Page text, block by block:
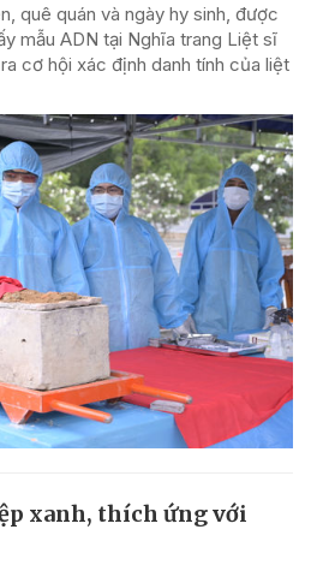
quê quán và ngày hy sinh, được
mẫu ADN tại Nghĩa trang Liệt sĩ
cơ hội xác định danh tính của liệt
xanh, thích ứng với